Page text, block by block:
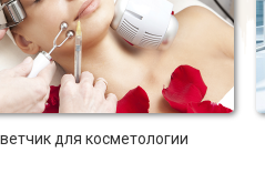
для косметологии